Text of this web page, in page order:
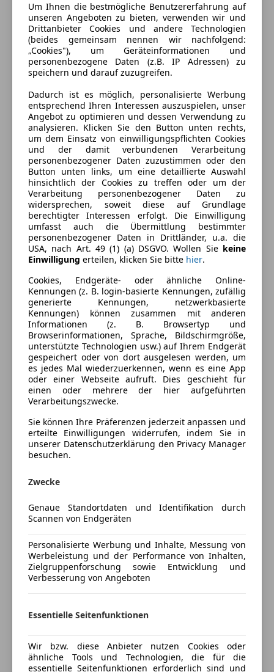
Energieverbrauch
Schadstoffklasse
Euro 6
Kraftstoff
Benzin
Kraftstoffverbrauch
9,80l/100 km (komb.)
CO₂-Emissionen
230 g/km (komb.)
Ausstattung
Komfort
Armlehne
Berganfahrassistent
Einparkhilfe
Einparkhilfe selbstlenkendes System
Einparkhilfe Sensoren hinten
Einparkhilfe Sensoren vorne
Elektrische Fensterheber
Elektrische Heckklappe
Elektrische Seitenspiegel
Elektrische Sitze
Getönte Scheiben
Klimaautomatik
Lederausstattung
Lichtsensor
Navigationssystem
Regensensor
Schiebedach
Sitzheizung
teilb. Rücksitzbank
Unterhaltung/Media
Bluetooth
Bordcomputer
MP3
Soundsystem
TV
Mehr anzeigen
Farbe und Innenausstattung
Außenfarbe
Braun
Farbe laut Hersteller
DESIGNO
MYSTICBRAUN
Lackierung
Andere
Farbe der
Innenausstattung
Sonstige
Innenausstattung Vollleder
Fahrzeugbeschreibung
CMC Automobile– Ihr Partner in Sachen Autos
• Professionelle Beratung für Ihre individuellen
Mobilitätsgarantie: Optional für 12–36 Monate
gegen Aufpreis verfügbar
Finanzierung auch ohne Anzahlung möglich
Zum Verkauf steht ein kraftvoller und zugleich
luxuriöserMercedes-Benz E 63 AMG
Charakter. DerV8-Biturbomit 386 kW (525 PS) sorgt
hochwertige Interieur maximalen Komfort garantiert.
Mehr anzeigen
Mehr anzeigen
Um Ihnen die bestmögliche Benutzererfahrung auf
unseren Angeboten zu bieten, verwenden wir und
Drittanbieter Cookies und andere Technologien
(beides gemeinsam nennen wir nachfolgend:
„Cookies"), um Geräteinformationen und
personenbezogene Daten (z.B. IP Adressen) zu
speichern und darauf zuzugreifen.
Dadurch ist es möglich, personalisierte Werbung
entsprechend Ihren Interessen auszuspielen, unser
Angebot zu optimieren und dessen Verwendung zu
analysieren. Klicken Sie den Button unten rechts,
um dem Einsatz von einwilligungspflichten Cookies
und der damit verbundenen Verarbeitung
personenbezogener Daten zuzustimmen oder den
Button unten links, um eine detaillierte Auswahl
hinsichtlich der Cookies zu treffen oder um der
Verarbeitung personenbezogener Daten zu
widersprechen, soweit diese auf Grundlage
berechtigter Interessen erfolgt. Die Einwilligung
umfasst auch die Übermittlung bestimmter
personenbezogener Daten in Drittländer, u.a. die
USA, nach Art. 49 (1) (a) DSGVO. Wollen Sie keine
Einwilligung erteilen, klicken Sie bitte hier.
Cookies, Endgeräte- oder ähnliche Online-
Kennungen (z. B. login-basierte Kennungen, zufällig
generierte Kennungen, netzwerkbasierte
Kennungen) können zusammen mit anderen
Informationen (z. B. Browsertyp und
Browserinformationen, Sprache, Bildschirmgröße,
unterstützte Technologien usw.) auf Ihrem Endgerät
gespeichert oder von dort ausgelesen werden, um
es jedes Mal wiederzuerkennen, wenn es eine App
oder einer Webseite aufruft. Dies geschieht für
einen oder mehrere der hier aufgeführten
Verarbeitungszwecke.
Sie können Ihre Präferenzen jederzeit anpassen und
erteilte Einwilligungen widerrufen, indem Sie in
unserer Datenschutzerklärung den Privacy Manager
besuchen.
Zwecke
Genaue Standortdaten und Identifikation durch
Scannen von Endgeräten
Personalisierte Werbung und Inhalte, Messung von
Werbeleistung und der Performance von Inhalten,
Zielgruppenforschung sowie Entwicklung und
Verbesserung von Angeboten
Essentielle Seitenfunktionen
Wir bzw. diese Anbieter nutzen Cookies oder
ähnliche Tools und Technologien, die für die
essentielle Seitenfunktionen erforderlich sind und